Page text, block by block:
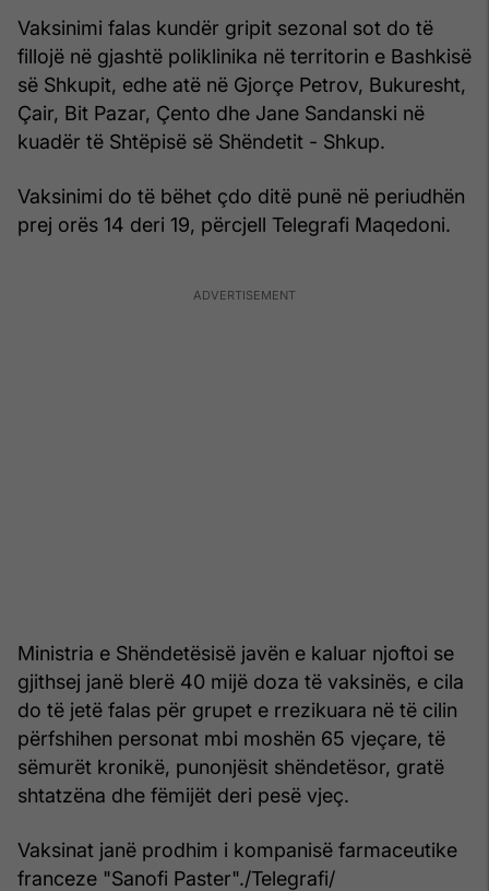
Vaksinimi falas kundër gripit sezonal sot do të
fillojë në gjashtë poliklinika në territorin e Bashkisë
së Shkupit, edhe atë në Gjorçe Petrov, Bukuresht,
Çair, Bit Pazar, Çento dhe Jane Sandanski në
kuadër të Shtëpisë së Shëndetit - Shkup.
Vaksinimi do të bëhet çdo ditë punë në periudhën
prej orës 14 deri 19, përcjell Telegrafi Maqedoni.
Ministria e Shëndetësisë javën e kaluar njoftoi se
gjithsej janë blerë 40 mijë doza të vaksinës, e cila
do të jetë falas për grupet e rrezikuara në të cilin
përfshihen personat mbi moshën 65 vjeçare, të
sëmurët kronikë, punonjësit shëndetësor, gratë
shtatzëna dhe fëmijët deri pesë vjeç.
Vaksinat janë prodhim i kompanisë farmaceutike
franceze "Sanofi Paster"./Telegrafi/